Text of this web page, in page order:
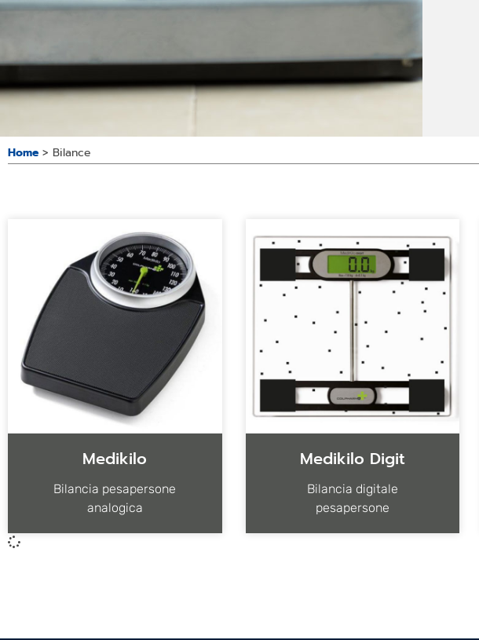
Home > Bilance
Medikilo
Bilancia pesapersone
analogica
Medikilo Digit
Bilancia digitale
pesapersone